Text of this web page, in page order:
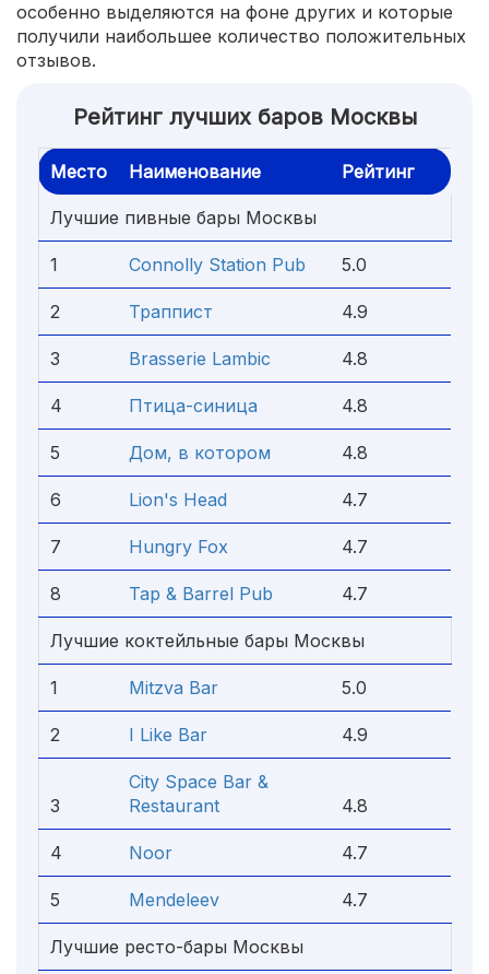
особенно выделяются на фоне других и которые
получили наибольшее количество положительных
отзывов.
Рейтинг лучших баров Москвы
Место Наименование Рейтинг
Лучшие пивные бары Москвы
1 Connolly Station Pub 5.0
2 Траппист 4.9
3 Brasserie Lambic 4.8
4 Птица-синица 4.8
5 Дом, в котором 4.8
6 Lion's Head 4.7
7 Hungry Fox 4.7
8 Tap & Barrel Pub 4.7
Лучшие коктейльные бары Москвы
1 Mitzva Bar 5.0
2 I Like Bar 4.9
3
City Space Bar &
Restaurant
4.8
4 Noor 4.7
5 Mendeleev 4.7
Лучшие ресто-бары Москвы